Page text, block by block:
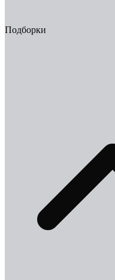
Подборки